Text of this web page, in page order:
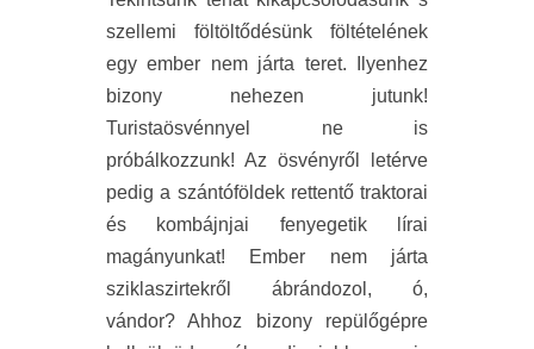
szellemi föltöltődésünk föltételének
egy ember nem járta teret. Ilyenhez
bizony nehezen jutunk!
Turistaösvénnyel ne is
próbálkozzunk! Az ösvényről letérve
pedig a szántóföldek rettentő traktorai
és kombájnjai fenyegetik lírai
magányunkat! Ember nem járta
sziklaszirtekről ábrándozol, ó,
vándor? Ahhoz bizony repülőgépre